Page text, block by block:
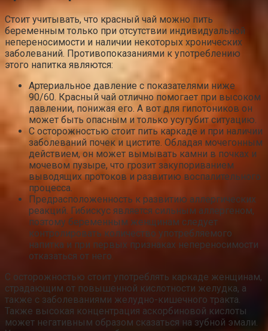
Стоит учитывать, что красный чай можно пить
беременным только при отсутствии индивидуальной
непереносимости и наличии некоторых хронических
заболеваний. Противопоказаниями к употреблению
этого напитка являются:
Артериальное давление с показателями ниже
90/60. Красный чай отлично помогает при высоком
давлении, понижая его. А вот для гипотоников он
может быть опасным и только усугубит ситуацию.
С осторожностью стоит пить каркаде и при наличии
заболеваний почек и цистите. Обладая мочегонным
действием, он может вымывать камни в почках и
мочевом пузыре, что грозит закупориванием
выводящих протоков и развитию воспалительного
процесса.
Предрасположенность к развитию аллергических
реакций. Гибискус является сильным аллергеном,
поэтому беременным женщинам следует
контролировать количество употребляемого
напитка и при первых признаках непереносимости
отказаться от него.
С осторожностью стоит употреблять каркаде женщинам,
страдающим от повышенной кислотности желудка, а
также с заболеваниями желудно-кишечного тракта.
Также высокая концентрация аскорбиновой кислоты
может негативным образом сказаться на зубной эмали.